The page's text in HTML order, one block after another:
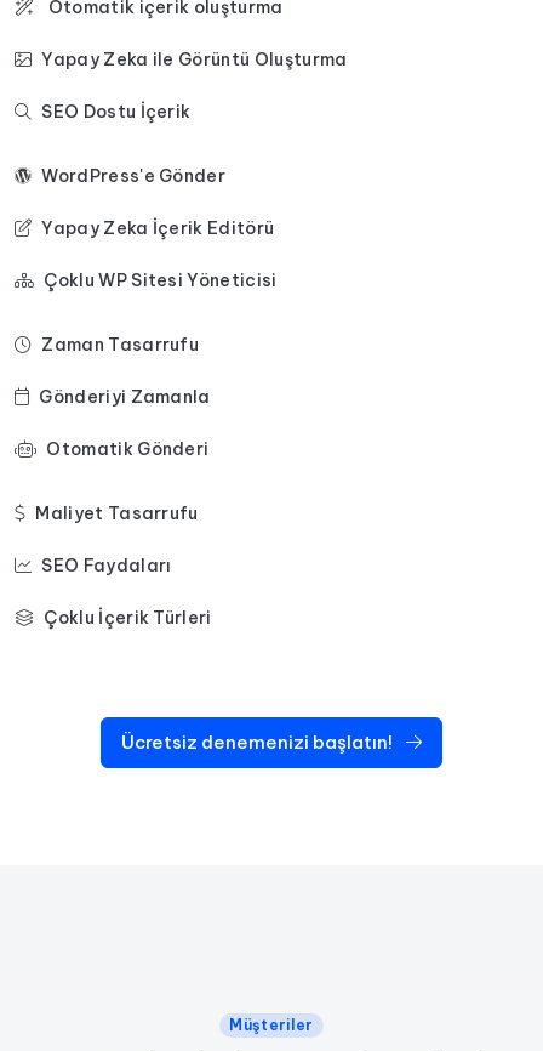
Otomatik içerik oluşturma
Yapay Zeka ile Görüntü Oluşturma
SEO Dostu İçerik
WordPress'e Gönder
Yapay Zeka İçerik Editörü
Çoklu WP Sitesi Yöneticisi
Zaman Tasarrufu
Gönderiyi Zamanla
Otomatik Gönderi
Maliyet Tasarrufu
SEO Faydaları
Çoklu İçerik Türleri
Ücretsiz denemenizi başlatın!
Müşteriler